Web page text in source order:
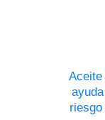
Aceite
riesgo